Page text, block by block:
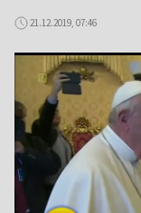
21.12.2019, 07:46